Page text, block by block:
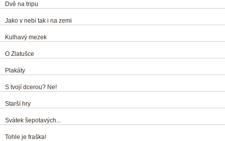
Dvě na tripu
Jako v nebi tak i na zemi
Kulhavý mezek
O Zlatušce
Plakáty
S tvojí dcerou? Ne!
Starší hry
Svátek šepotavých...
Tohle je fraška!